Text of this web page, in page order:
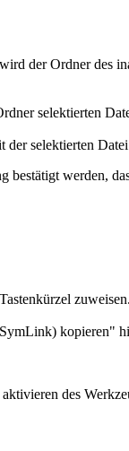
der Ordner des
selektierten
selektierten
werden,
zuweisen.
kopieren"
des